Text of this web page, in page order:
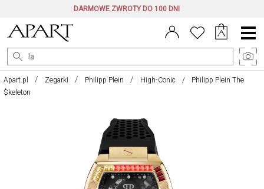
DARMOWE ZWROTY DO 100 DNI
Menu
główne
Apart.pl Zegarki Philipp Plein High-Conic
Philipp Plein The
$keleton